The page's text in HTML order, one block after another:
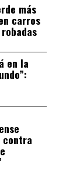
más
carros
en la
contra